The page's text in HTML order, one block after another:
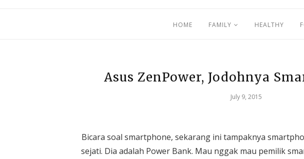
HOME FAMILY HEALTHY
Asus ZenPower, Jodohnya
July 9, 2015
Bicara soal smartphone, sekarang ini tampaknya
sejati. Dia adalah Power Bank. Mau nggak mau pemilik